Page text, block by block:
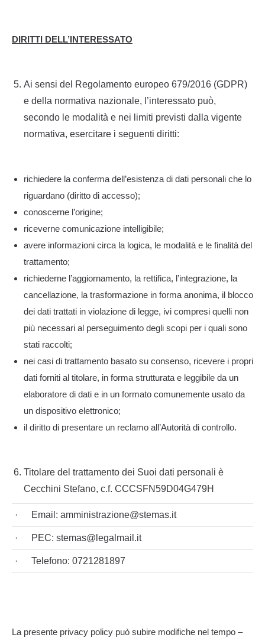
DIRITTI DELL’INTERESSATO
Ai sensi del Regolamento europeo 679/2016 (GDPR)
e della normativa nazionale, l’interessato può,
secondo le modalità e nei limiti previsti dalla vigente
normativa, esercitare i seguenti diritti:
richiedere la conferma dell’esistenza di dati personali che lo
riguardano (diritto di accesso);
conoscerne l’origine;
riceverne comunicazione intelligibile;
avere informazioni circa la logica, le modalità e le finalità del
trattamento;
richiederne l’aggiornamento, la rettifica, l’integrazione, la
cancellazione, la trasformazione in forma anonima, il blocco
dei dati trattati in violazione di legge, ivi compresi quelli non
più necessari al perseguimento degli scopi per i quali sono
stati raccolti;
nei casi di trattamento basato su consenso, ricevere i propri
dati forniti al titolare, in forma strutturata e leggibile da un
elaboratore di dati e in un formato comunemente usato da
un dispositivo elettronico;
il diritto di presentare un reclamo all’Autorità di controllo.
Titolare del trattamento dei Suoi dati personali è
Cecchini Stefano, c.f. CCCSFN59D04G479H
· Email: amministrazione@stemas.it
· PEC: stemas@legalmail.it
· Telefono: 0721281897
La presente privacy policy può subire modifiche nel tempo –